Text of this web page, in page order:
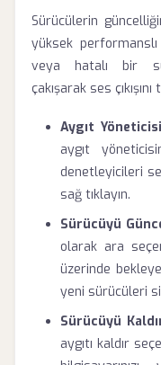
Sürücülerin
yüksek
veya hatalı bir
çakışarak ses
Aygıt
aygıt
denetleyicileri
sağ tıklayın.
Sürücüyü
olarak ara
üzerinde
yeni sürücüleri
Sürücüyü
aygıtı kaldır